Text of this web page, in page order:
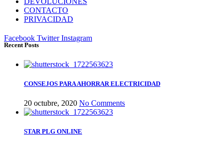
CONTACTO
PRIVACIDAD
Facebook Twitter Instagram
Recent Posts
CONSEJOS PARA AHORRAR ELECTRICIDAD
20 octubre, 2020 No Comments
STAR PLG ONLINE